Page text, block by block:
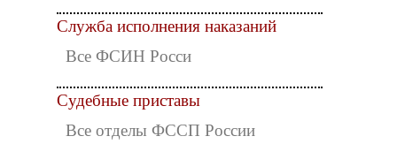
Служба исполнения наказаний
Все ФСИН Росси
Судебные приставы
Все отделы ФССП России